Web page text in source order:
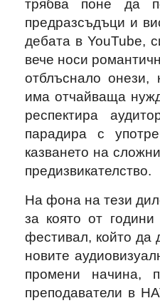
трябва поне да
предразсъдъци и
дебата в YouTube,
вече носи
отблъснало онези,
има отчайваща
респектира
парадира с
казването на
предизвикателство.
На фона на тези
за която от
фестивал, който да
новите
промени начина,
преподаватели в